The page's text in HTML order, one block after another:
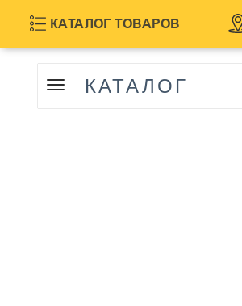
КАТАЛОГ ТОВАРОВ
ПоказатьКАТАЛОГ